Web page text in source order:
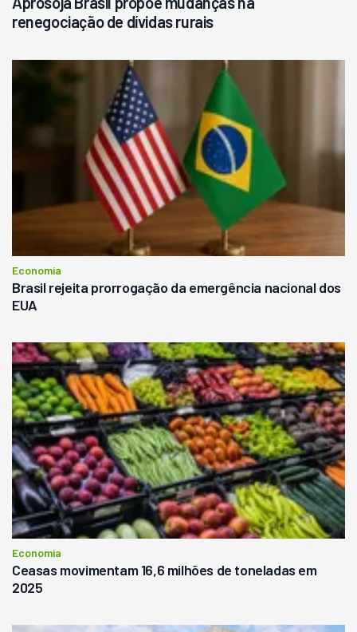
renegociação de dívidas rurais
Economia
Brasil rejeita prorrogação da emergência nacional dos
EUA
Economia
Ceasas movimentam 16,6 milhões de toneladas em
2025